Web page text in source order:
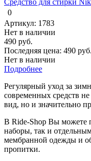
0
Артикул: 1783
Нет в наличии
490 руб.
Последняя цена: 490 руб.
Нет в наличии
Подробнее
Регулярный уход за
современных средств
вид, но и значительно
В Ride-Shop Вы можете
наборы, так и
мембранной одежды и
пропитки.